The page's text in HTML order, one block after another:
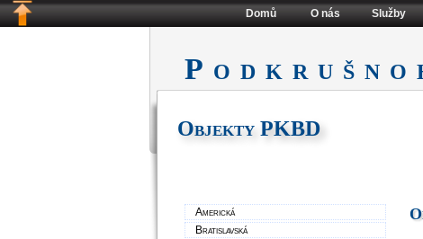
Objekty PKBD
Americká
Bratislavská
Domů O nás Služby